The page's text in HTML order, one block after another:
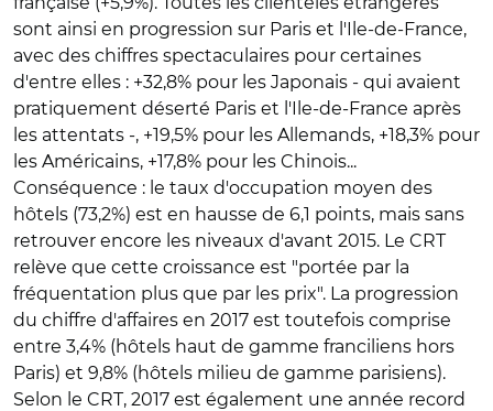
sont ainsi en progression sur Paris et l'Ile-de-France,
avec des chiffres spectaculaires pour certaines
d'entre elles : +32,8% pour les Japonais - qui avaient
pratiquement déserté Paris et l'Ile-de-France après
les attentats -, +19,5% pour les Allemands, +18,3% pour
les Américains, +17,8% pour les Chinois...
Conséquence : le taux d'occupation moyen des
hôtels (73,2%) est en hausse de 6,1 points, mais sans
retrouver encore les niveaux d'avant 2015. Le CRT
relève que cette croissance est "portée par la
fréquentation plus que par les prix". La progression
du chiffre d'affaires en 2017 est toutefois comprise
entre 3,4% (hôtels haut de gamme franciliens hors
Paris) et 9,8% (hôtels milieu de gamme parisiens).
Selon le CRT, 2017 est également une année record